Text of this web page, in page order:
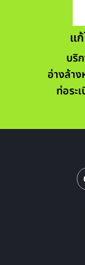
แ
บริ
อ่างล้า
ท่อระ